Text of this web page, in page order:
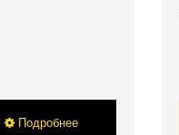
Подробнее